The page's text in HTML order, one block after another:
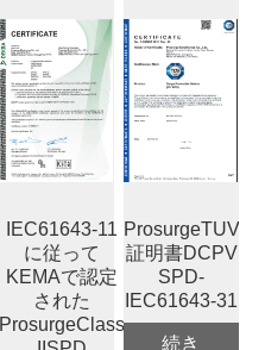
IEC61643-11
に従って
KEMAで認定
された
ProsurgeClass
ProsurgeTUV
証明書DCPV
SPD-
IEC61643-31
続き